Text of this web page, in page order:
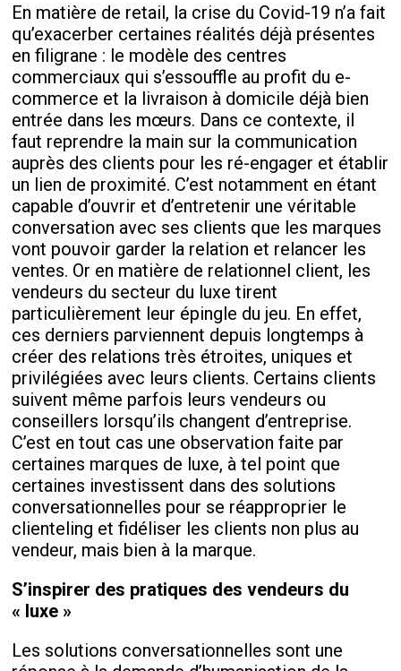
En matière de retail, la crise du Covid-19 n’a fait
qu’exacerber certaines réalités déjà présentes
en filigrane : le modèle des centres
commerciaux qui s’essouffle au profit du e-
commerce et la livraison à domicile déjà bien
entrée dans les mœurs. Dans ce contexte, il
faut reprendre la main sur la communication
auprès des clients pour les ré-engager et établir
un lien de proximité. C’est notamment en étant
capable d’ouvrir et d’entretenir une véritable
conversation avec ses clients que les marques
vont pouvoir garder la relation et relancer les
ventes. Or en matière de relationnel client, les
vendeurs du secteur du luxe tirent
particulièrement leur épingle du jeu. En effet,
ces derniers parviennent depuis longtemps à
créer des relations très étroites, uniques et
privilégiées avec leurs clients. Certains clients
suivent même parfois leurs vendeurs ou
conseillers lorsqu’ils changent d’entreprise.
C’est en tout cas une observation faite par
certaines marques de luxe, à tel point que
certaines investissent dans des solutions
conversationnelles pour se réapproprier le
clienteling et fidéliser les clients non plus au
vendeur, mais bien à la marque.
S’inspirer des pratiques des vendeurs du
« luxe »
Les solutions conversationnelles sont une